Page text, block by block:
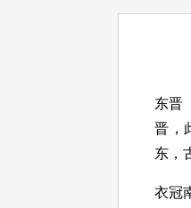
东晋
晋，
东，
衣冠